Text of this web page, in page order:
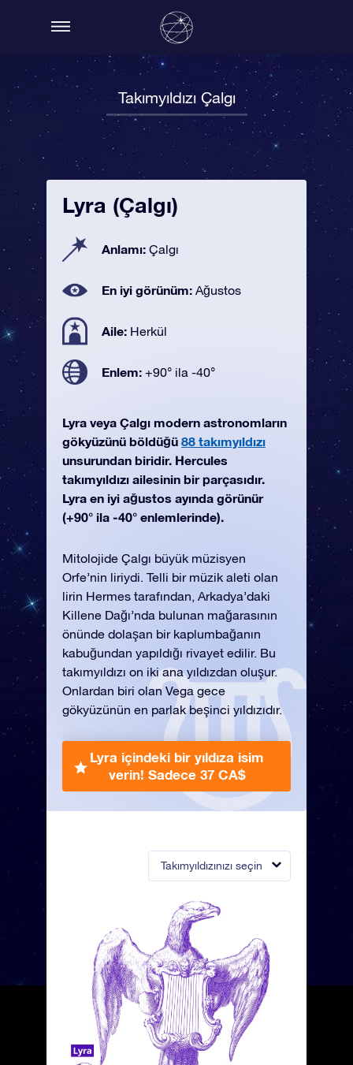
Takımyıldızı Çalgı
Takımyıldızınızı seçin
Lyra (Çalgı)
Anlamı: Çalgı
En iyi görünüm: Ağustos
Aile: Herkül
Enlem: +90° ila -40°
Lyra veya Çalgı modern astronomların
gökyüzünü böldüğü 88 takımyıldızı
unsurundan biridir. Hercules
takımyıldızı ailesinin bir parçasıdır.
Lyra en iyi ağustos ayında görünür
(+90° ila -40° enlemlerinde).
Mitolojide Çalgı büyük müzisyen
Orfe’nin liriydi. Telli bir müzik aleti olan
lirin Hermes tarafından, Arkadya’daki
Killene Dağı’nda bulunan mağarasının
önünde dolaşan bir kaplumbağanın
kabuğundan yapıldığı rivayet edilir. Bu
takımyıldızı on iki ana yıldızdan oluşur.
Onlardan biri olan Vega gece
gökyüzünün en parlak beşinci yıldızıdır.
Lyra içindeki bir yıldıza isim
verin! Sadece 37 CA$